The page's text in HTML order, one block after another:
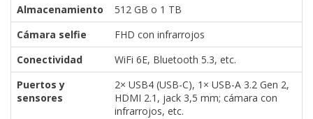
Almacenamiento
512 GB o 1 TB
Cámara selfie
FHD con infrarrojos
Conectividad
WiFi 6E, Bluetooth 5.3, etc.
Puertos y
sensores
2× USB4 (USB-C), 1× USB-A 3.2 Gen 2,
HDMI 2.1, jack 3,5 mm; cámara con
infrarrojos, etc.